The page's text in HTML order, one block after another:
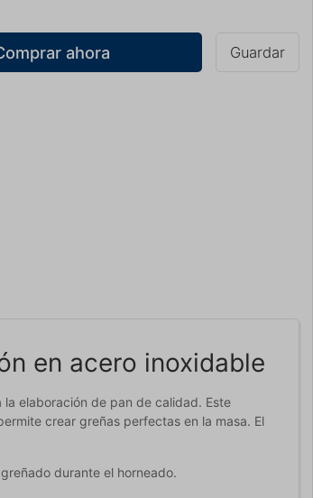
ahora Guardar
en acero inoxidable
elaboración de pan de calidad. Este
crear greñas perfectas en la masa. El
durante el horneado.